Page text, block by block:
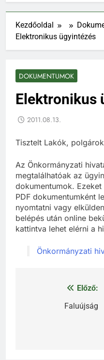
Kezdőoldal
Elektronikus ügyintézés
DOKUMENTUMOK
Elektronikus
2011.08.13.
Tisztelt Lakók,
Az Önkormányzati
megtalálhatóak az
dokumentumok.
PDF dokumentumként
nyomtatni vagy
belépés után online
kattintva lehet elérni a
Önkormányzati
Bejegyzés
navigáció
Előző:
Faluújság